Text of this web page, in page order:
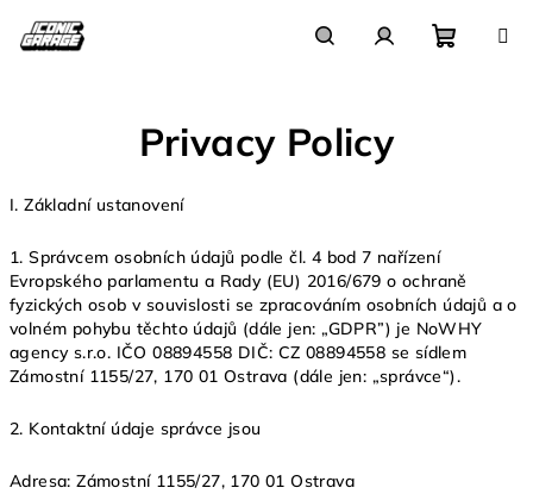
content
Privacy Policy
I. Základní ustanovení
1. Správcem osobních údajů podle čl. 4 bod 7 nařízení
Evropského parlamentu a Rady (EU) 2016/679 o ochraně
fyzických osob v souvislosti se zpracováním osobních údajů a o
volném pohybu těchto údajů (dále jen: „GDPR”) je NoWHY
agency s.r.o. IČO 08894558 DIČ: CZ 08894558 se sídlem
Zámostní 1155/27, 170 01 Ostrava (dále jen: „správce“).
2. Kontaktní údaje správce jsou
Adresa: Zámostní 1155/27, 170 01 Ostrava